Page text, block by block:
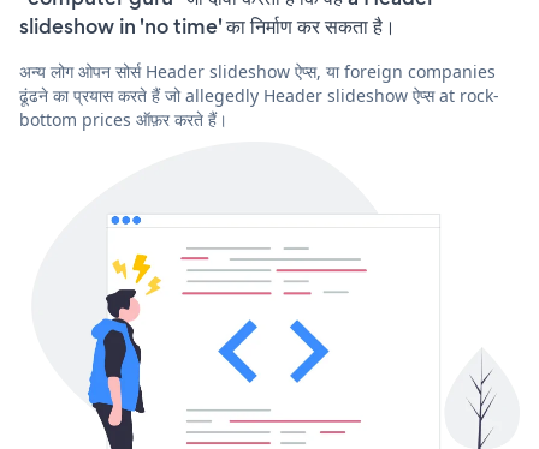
slideshow in 'no time' का निर्माण कर सकता है।
अन्य लोग ओपन सोर्स Header slideshow ऐप्स, या foreign companies
ढूंढने का प्रयास करते हैं जो allegedly Header slideshow ऐप्स at rock-
bottom prices ऑफ़र करते हैं।